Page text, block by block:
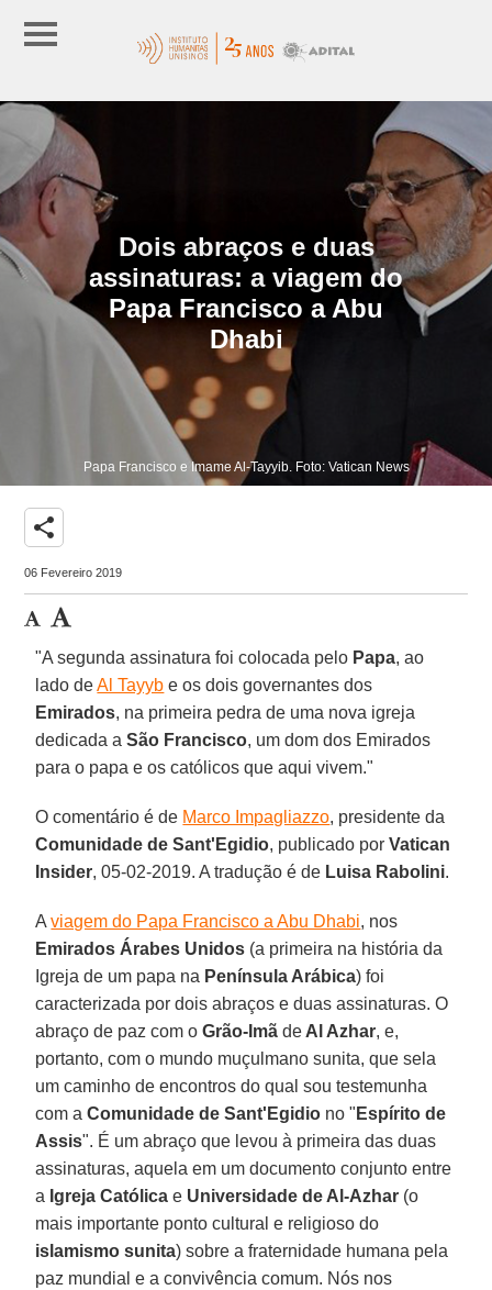
Dois abraços e duas
assinaturas: a viagem do
Papa Francisco a Abu
Dhabi
Papa Francisco e Imame Al-Tayyib. Foto: Vatican News
share
06 Fevereiro 2019
"A segunda assinatura foi colocada pelo Papa, ao
lado deAl Tayyb e os dois governantes dos
Emirados, na primeira pedra de uma nova igreja
dedicada aSão Francisco, um dom dos Emirados
para o papa e os católicos que aqui vivem."
O comentário é de Marco Impagliazzo, presidente da
Comunidade de Sant'Egidio, publicado porVatican
Insider, 05-02-2019. A tradução é de Luisa Rabolini.
Aviagem do Papa Francisco a Abu Dhabi, nos
Emirados Árabes Unidos (a primeira na história da
Igreja de um papa na Península Arábica) foi
caracterizada por dois abraços e duas assinaturas. O
abraço de paz com oGrão-Imã de Al Azhar, e,
portanto, com o mundo muçulmano sunita, que sela
um caminho de encontros do qual sou testemunha
com aComunidade de Sant'Egidio no " Espírito de
Assis". É um abraço que levou à primeira das duas
assinaturas, aquela em um documento conjunto entre
a Igreja Católica e Universidade de Al-Azhar (o
mais importante ponto cultural e religioso do
islamismo sunita) sobre a fraternidade humana pela
paz mundial e a convivência comum. Nós nos